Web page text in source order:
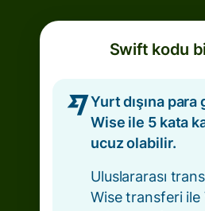
Swift kodu
Yurt dışına
Wise ile 5 kata
ucuz olabilir.
Uluslararası
Wise transferi ile